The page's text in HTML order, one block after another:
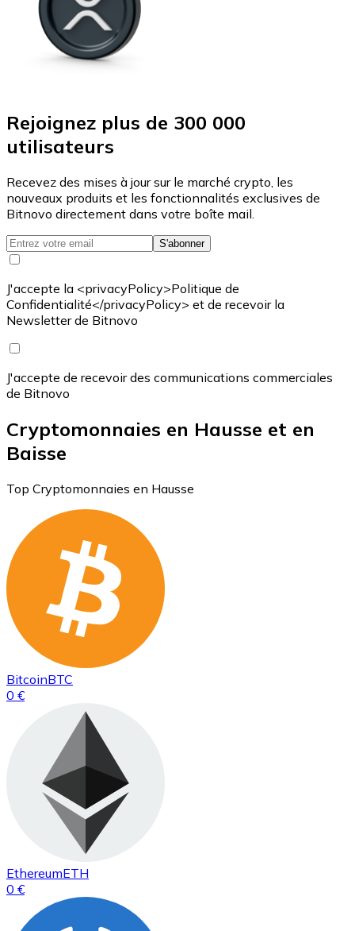
Rejoignez plus de 300 000
utilisateurs
Recevez des mises à jour sur le marché crypto, les
nouveaux produits et les fonctionnalités exclusives de
Bitnovo directement dans votre boîte mail.
S'abonner
J'accepte la <privacyPolicy>Politique de
Confidentialité</privacyPolicy> et de recevoir la
Newsletter de Bitnovo
J'accepte de recevoir des communications commerciales
de Bitnovo
Cryptomonnaies en Hausse et en
Baisse
Top Cryptomonnaies en Hausse
BitcoinBTC
0 €
EthereumETH
0 €